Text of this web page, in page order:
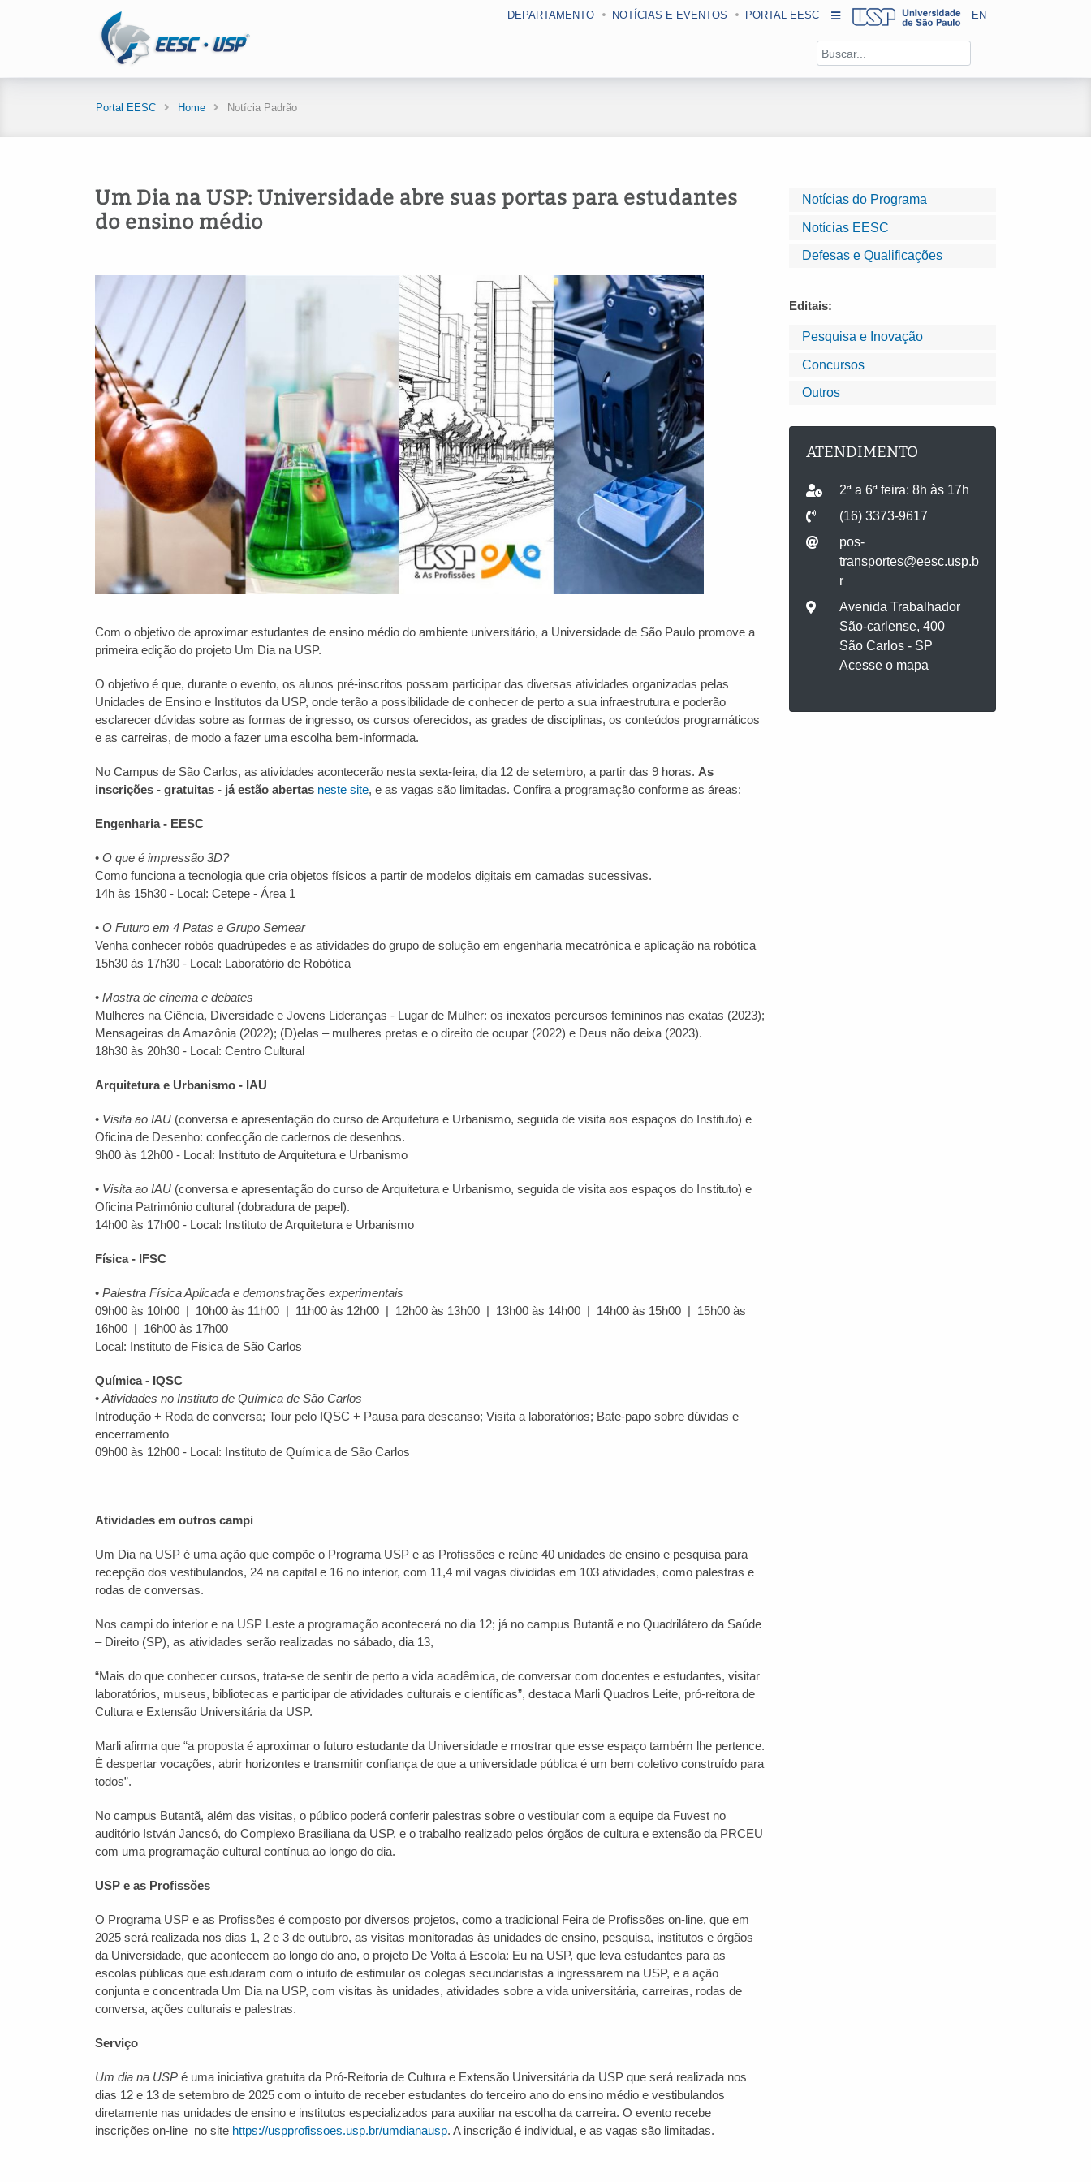
DEPARTAMENTO NOTÍCIAS E EVENTOS PORTAL EESC EN
Portal EESC Home Notícia Padrão
Notícias do Programa
Notícias EESC
Defesas e Qualificações
Editais:
Pesquisa e Inovação
Concursos
Outros
ATENDIMENTO
2ª a 6ª feira: 8h às 17h
(16) 3373-9617
pos-
transportes@eesc.usp.b
r
Avenida Trabalhador
São-carlense, 400
São Carlos - SP
Acesse o mapa
Um Dia na USP: Universidade abre suas portas para estudantes
do ensino médio
Com o objetivo de aproximar estudantes de ensino médio do ambiente universitário, a Universidade de São Paulo promove a
primeira edição do projeto Um Dia na USP.
O objetivo é que, durante o evento, os alunos pré-inscritos possam participar das diversas atividades organizadas pelas
Unidades de Ensino e Institutos da USP, onde terão a possibilidade de conhecer de perto a sua infraestrutura e poderão
esclarecer dúvidas sobre as formas de ingresso, os cursos oferecidos, as grades de disciplinas, os conteúdos programáticos
e as carreiras, de modo a fazer uma escolha bem-informada.
No Campus de São Carlos, as atividades acontecerão nesta sexta-feira, dia 12 de setembro, a partir das 9 horas. As
inscrições - gratuitas - já estão abertas neste site, e as vagas são limitadas. Confira a programação conforme as áreas:
Engenharia - EESC
• O que é impressão 3D?
Como funciona a tecnologia que cria objetos físicos a partir de modelos digitais em camadas sucessivas.
14h às 15h30 - Local: Cetepe - Área 1
• O Futuro em 4 Patas e Grupo Semear
Venha conhecer robôs quadrúpedes e as atividades do grupo de solução em engenharia mecatrônica e aplicação na robótica
15h30 às 17h30 - Local: Laboratório de Robótica
• Mostra de cinema e debates
Mulheres na Ciência, Diversidade e Jovens Lideranças - Lugar de Mulher: os inexatos percursos femininos nas exatas (2023);
Mensageiras da Amazônia (2022); (D)elas – mulheres pretas e o direito de ocupar (2022) e Deus não deixa (2023).
18h30 às 20h30 - Local: Centro Cultural
Arquitetura e Urbanismo - IAU
• Visita ao IAU (conversa e apresentação do curso de Arquitetura e Urbanismo, seguida de visita aos espaços do Instituto) e
Oficina de Desenho: confecção de cadernos de desenhos.
9h00 às 12h00 - Local: Instituto de Arquitetura e Urbanismo
• Visita ao IAU (conversa e apresentação do curso de Arquitetura e Urbanismo, seguida de visita aos espaços do Instituto) e
Oficina Patrimônio cultural (dobradura de papel).
14h00 às 17h00 - Local: Instituto de Arquitetura e Urbanismo
Física - IFSC
• Palestra Física Aplicada e demonstrações experimentais
09h00 às 10h00 | 10h00 às 11h00 | 11h00 às 12h00 | 12h00 às 13h00 | 13h00 às 14h00 | 14h00 às 15h00 | 15h00 às
16h00 | 16h00 às 17h00
Local: Instituto de Física de São Carlos
Química - IQSC
• Atividades no Instituto de Química de São Carlos
Introdução + Roda de conversa; Tour pelo IQSC + Pausa para descanso; Visita a laboratórios; Bate-papo sobre dúvidas e
encerramento
09h00 às 12h00 - Local: Instituto de Química de São Carlos
Atividades em outros campi
Um Dia na USP é uma ação que compõe o Programa USP e as Profissões e reúne 40 unidades de ensino e pesquisa para
recepção dos vestibulandos, 24 na capital e 16 no interior, com 11,4 mil vagas divididas em 103 atividades, como palestras e
rodas de conversas.
Nos campi do interior e na USP Leste a programação acontecerá no dia 12; já no campus Butantã e no Quadrilátero da Saúde
– Direito (SP), as atividades serão realizadas no sábado, dia 13,
“Mais do que conhecer cursos, trata-se de sentir de perto a vida acadêmica, de conversar com docentes e estudantes, visitar
laboratórios, museus, bibliotecas e participar de atividades culturais e científicas”, destaca Marli Quadros Leite, pró-reitora de
Cultura e Extensão Universitária da USP.
Marli afirma que “a proposta é aproximar o futuro estudante da Universidade e mostrar que esse espaço também lhe pertence.
É despertar vocações, abrir horizontes e transmitir confiança de que a universidade pública é um bem coletivo construído para
todos”.
No campus Butantã, além das visitas, o público poderá conferir palestras sobre o vestibular com a equipe da Fuvest no
auditório István Jancsó, do Complexo Brasiliana da USP, e o trabalho realizado pelos órgãos de cultura e extensão da PRCEU
com uma programação cultural contínua ao longo do dia.
USP e as Profissões
O Programa USP e as Profissões é composto por diversos projetos, como a tradicional Feira de Profissões on-line, que em
2025 será realizada nos dias 1, 2 e 3 de outubro, as visitas monitoradas às unidades de ensino, pesquisa, institutos e órgãos
da Universidade, que acontecem ao longo do ano, o projeto De Volta à Escola: Eu na USP, que leva estudantes para as
escolas públicas que estudaram com o intuito de estimular os colegas secundaristas a ingressarem na USP, e a ação
conjunta e concentrada Um Dia na USP, com visitas às unidades, atividades sobre a vida universitária, carreiras, rodas de
conversa, ações culturais e palestras.
Serviço
Um dia na USP é uma iniciativa gratuita da Pró-Reitoria de Cultura e Extensão Universitária da USP que será realizada nos
dias 12 e 13 de setembro de 2025 com o intuito de receber estudantes do terceiro ano do ensino médio e vestibulandos
diretamente nas unidades de ensino e institutos especializados para auxiliar na escolha da carreira. O evento recebe
inscrições on-line no site https://uspprofissoes.usp.br/umdianausp. A inscrição é individual, e as vagas são limitadas.